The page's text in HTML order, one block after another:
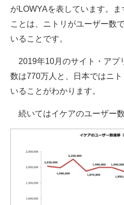
がLOWYAを表しています。
ことは、ニトリがユーザー数
いることです。
2019年10月のサイト・アプ
数は770万人と、日本ではニ
いることがわかります。
続いてはイケアのユーザー